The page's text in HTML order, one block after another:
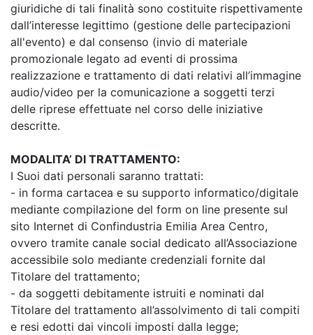
giuridiche di tali finalità sono costituite rispettivamente
dall’interesse legittimo (gestione delle partecipazioni
all'evento) e dal consenso (invio di materiale
promozionale legato ad eventi di prossima
realizzazione e trattamento di dati relativi all’immagine
audio/video per la comunicazione a soggetti terzi
delle riprese effettuate nel corso delle iniziative
descritte.
MODALITA’ DI TRATTAMENTO:
I Suoi dati personali saranno trattati:
- in forma cartacea e su supporto informatico/digitale
mediante compilazione del form on line presente sul
sito Internet di Confindustria Emilia Area Centro,
ovvero tramite canale social dedicato all’Associazione
accessibile solo mediante credenziali fornite dal
Titolare del trattamento;
- da soggetti debitamente istruiti e nominati dal
Titolare del trattamento all’assolvimento di tali compiti
e resi edotti dai vincoli imposti dalla legge;